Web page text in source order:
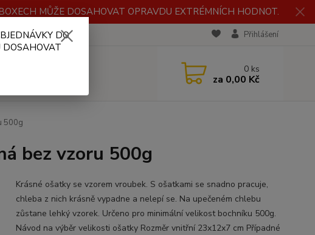
MŮŽE DOSAHOVAT OPRAVDU EXTRÉMNÍCH HODNOT.
RECENZE Přihlášení
0 ks
za 0,00 Kč
500g
bez vzoru 500g
Krásné ošatky se vzorem vroubek. S ošatkami se snadno pracuje,
chleba z nich krásně vypadne a nelepí se. Na upečeném chlebu
zůstane lehký vzorek. Určeno pro minimální velikost bochníku 500g.
Návod na výběr velikosti ošatky Rozměr vnitřní 23x12x7 cm Případné
DO
DOSAHOVAT